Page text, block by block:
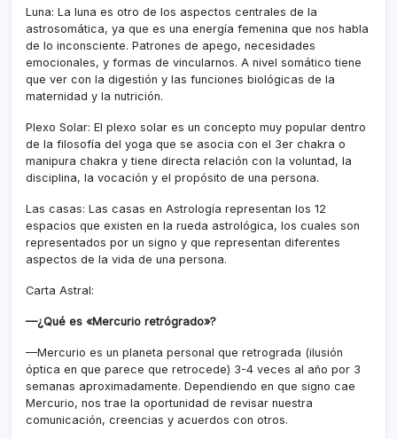
Luna: La luna es otro de los aspectos centrales de la
astrosomática, ya que es una energía femenina que nos habla
de lo inconsciente. Patrones de apego, necesidades
emocionales, y formas de vincularnos. A nivel somático tiene
que ver con la digestión y las funciones biológicas de la
maternidad y la nutrición.
Plexo Solar: El plexo solar es un concepto muy popular dentro
de la filosofía del yoga que se asocia con el 3er chakra o
manipura chakra y tiene directa relación con la voluntad, la
disciplina, la vocación y el propósito de una persona.
Las casas: Las casas en Astrología representan los 12
espacios que existen en la rueda astrológica, los cuales son
representados por un signo y que representan diferentes
aspectos de la vida de una persona.
Carta Astral:
—¿Qué es «Mercurio retrógrado»?
—Mercurio es un planeta personal que retrograda (ilusión
óptica en que parece que retrocede) 3-4 veces al año por 3
semanas aproximadamente. Dependiendo en que signo cae
Mercurio, nos trae la oportunidad de revisar nuestra
comunicación, creencias y acuerdos con otros.